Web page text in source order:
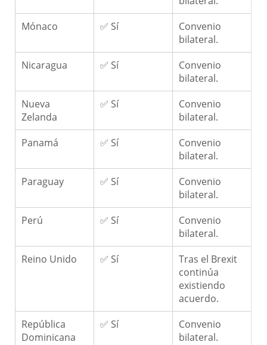
Mónaco
✅ Sí
Convenio
bilateral.
Nicaragua
✅ Sí
Convenio
bilateral.
Nueva
Zelanda
✅ Sí
Convenio
bilateral.
Panamá
✅ Sí
Convenio
bilateral.
Paraguay
✅ Sí
Convenio
bilateral.
Perú
✅ Sí
Convenio
bilateral.
Reino Unido
✅ Sí
Tras el Brexit
continúa
existiendo
acuerdo.
República
Dominicana
✅ Sí
Convenio
bilateral.